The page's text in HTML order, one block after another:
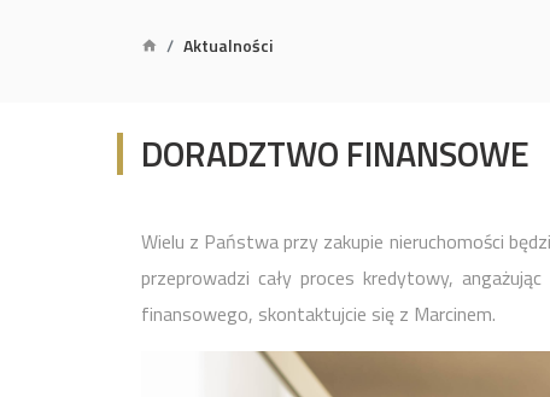
Aktualności
DORADZTWO FINANSOWE
Wielu z Państwa przy zakupie nieruchomości
przeprowadzi cały proces kredytowy,
finansowego, skontaktujcie się z Marcinem.